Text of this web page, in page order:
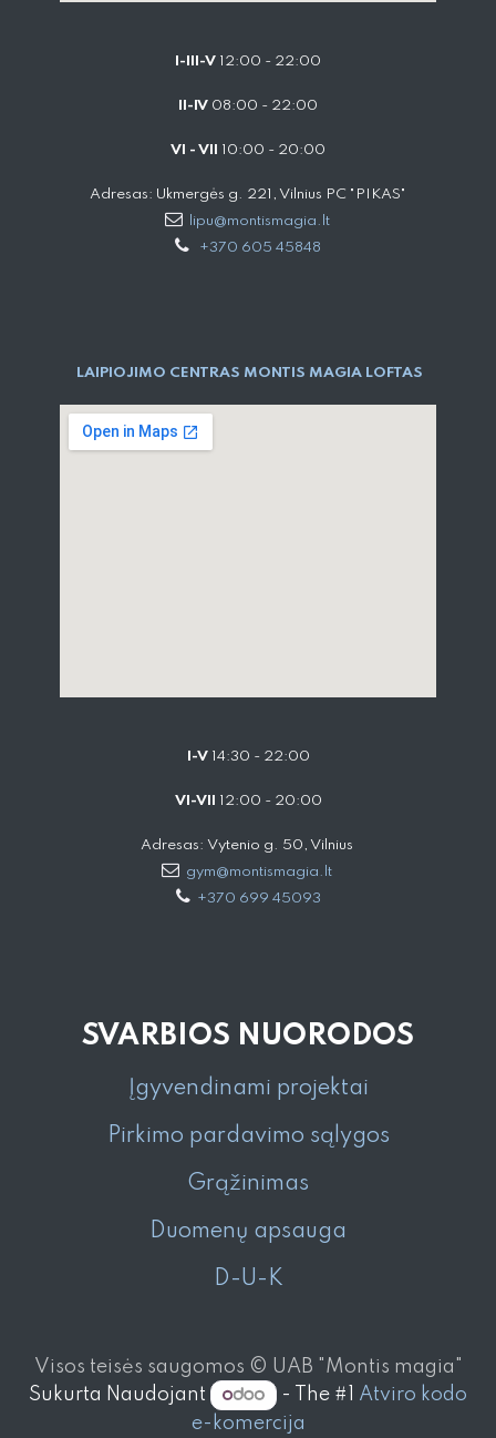
I-III-V 12:00 - 22:00
II-IV 08:00 - 22:00
VI - VII 10:00 - 20:00
Adresas: Ukmergės g. 221, Vilnius PC "PIKAS"
lipu@montismagia.lt
+370 605 45848
LAIPIOJIMO CENTRAS MONTIS MAGIA LOFTAS
I-V14:30 - 22:00
VI-VII 12:00 - 20:00
Adresas: Vytenio g. 50, Vilnius
gym@montismagia.lt
+370 699 45093
SVARBIOS NUORODOS
Įgyvendinami projektai
Pirkimo pardavimo sąlygos
Grąžinimas
Duomenų apsauga
D-U-K
Visos teisės saugomos © UAB "Montis magia"
Sukurta Naudojant
- The #1 Atviro kodo
e-komercija